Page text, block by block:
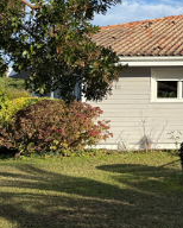
SOUSTONS
(40140)